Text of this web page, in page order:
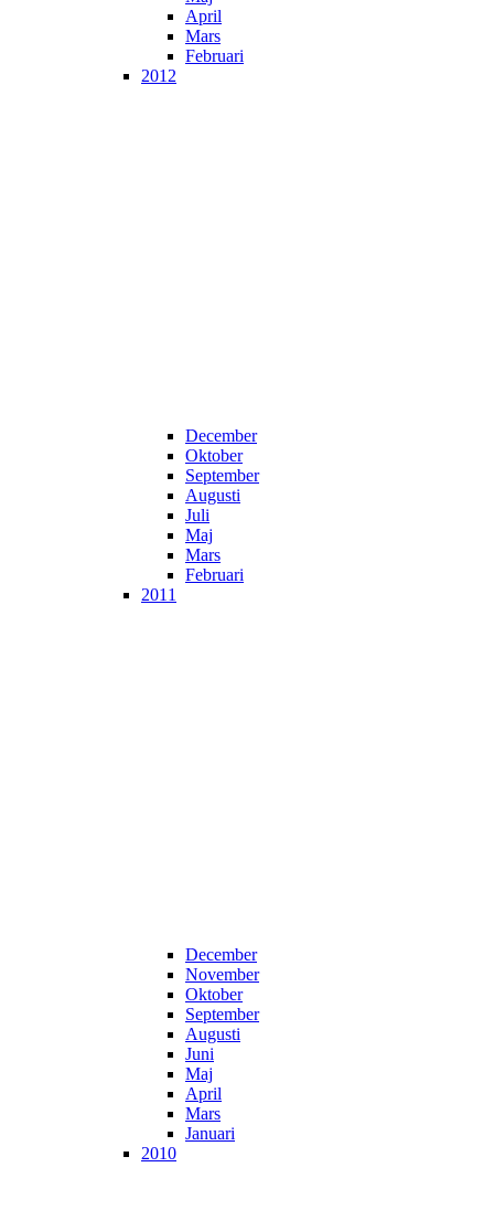
April
Mars
Februari
2012
December
Oktober
September
Augusti
Juli
Maj
Mars
Februari
2011
December
November
Oktober
September
Augusti
Juni
Maj
April
Mars
Januari
2010